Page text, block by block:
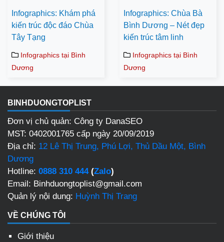
Infographics: Khám phá
kiến trúc độc đáo Chùa
Tây Tạng
Infographics tại Bình
Dương
Infographics: Chùa Bà
Bình Dương – Nét đẹp
kiến trúc tâm linh
Infographics tại Bình
Dương
BINHDUONGTOPLIST
Đơn vị chủ quản: Công ty DanaSEO
MST: 0402001765 cấp ngày 20/09/2019
Địa chỉ: 12 Lê Thị Trung, Phú Lợi, Thủ Dầu Một, Bình
Dương
Hotline: 0888 310 444(Zalo)
Email: Binhduongtoplist@gmail.com
Quản lý nội dung: Huỳnh Thị Trang
VỀ CHÚNG TÔI
Giới thiệu